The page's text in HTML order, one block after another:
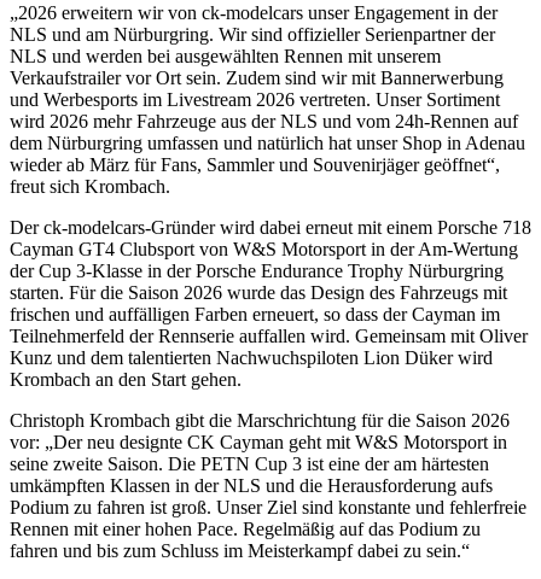
„2026 erweitern wir von ck-modelcars unser Engagement in der
NLS und am Nürburgring. Wir sind offizieller Serienpartner der
NLS und werden bei ausgewählten Rennen mit unserem
Verkaufstrailer vor Ort sein. Zudem sind wir mit Bannerwerbung
und Werbesports im Livestream 2026 vertreten. Unser Sortiment
wird 2026 mehr Fahrzeuge aus der NLS und vom 24h-Rennen auf
dem Nürburgring umfassen und natürlich hat unser Shop in Adenau
wieder ab März für Fans, Sammler und Souvenirjäger geöffnet“,
freut sich Krombach.
Der ck-modelcars-Gründer wird dabei erneut mit einem Porsche 718
Cayman GT4 Clubsport von W&S Motorsport in der Am-Wertung
der Cup 3-Klasse in der Porsche Endurance Trophy Nürburgring
starten. Für die Saison 2026 wurde das Design des Fahrzeugs mit
frischen und auffälligen Farben erneuert, so dass der Cayman im
Teilnehmerfeld der Rennserie auffallen wird. Gemeinsam mit Oliver
Kunz und dem talentierten Nachwuchspiloten Lion Düker wird
Krombach an den Start gehen.
Christoph Krombach gibt die Marschrichtung für die Saison 2026
vor: „Der neu designte CK Cayman geht mit W&S Motorsport in
seine zweite Saison. Die PETN Cup 3 ist eine der am härtesten
umkämpften Klassen in der NLS und die Herausforderung aufs
Podium zu fahren ist groß. Unser Ziel sind konstante und fehlerfreie
Rennen mit einer hohen Pace. Regelmäßig auf das Podium zu
fahren und bis zum Schluss im Meisterkampf dabei zu sein.“